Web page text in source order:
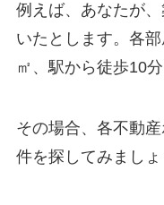
例えば、あなたが
いたとします。各
㎡、駅から徒歩10分
その場合、各不動
件を探してみましょ